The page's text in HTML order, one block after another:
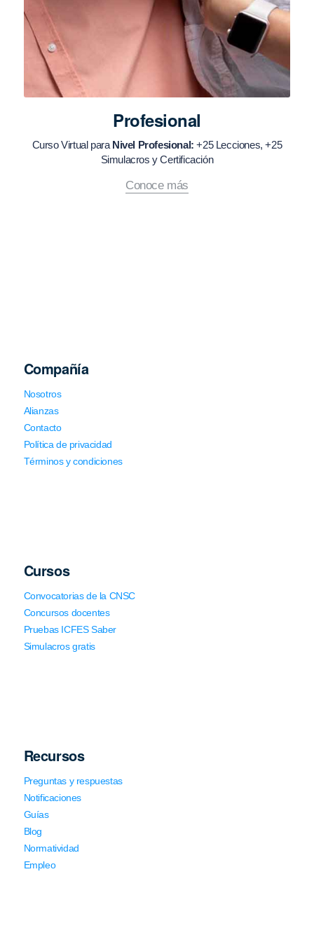
Profesional
Curso Virtual paraNivel Profesional: +25 Lecciones, +25
Simulacros y Certificación
Conoce más
Compañía
Nosotros
Alianzas
Contacto
Política de privacidad
Términos y condiciones
Cursos
Convocatorias de la CNSC
Concursos docentes
Pruebas ICFES Saber
Simulacros gratis
Recursos
Preguntas y respuestas
Notificaciones
Guías
Blog
Normatividad
Empleo